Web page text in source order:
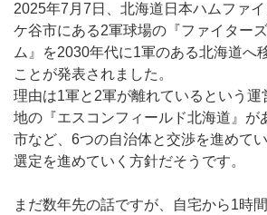
2025年7月7日、北海道日本ハムファ
ケ谷市にある2軍球場の『ファイター
ム』を2030年代に1軍のある北海道へ
ことが発表されました。
理由は1軍と2軍が離れているという運
地の『エスコンフィールド北海道』が
市など、6つの自治体と交渉を進めて
選定を進めていく方針だそうです。
まだ数年先の話ですが、自宅から1時